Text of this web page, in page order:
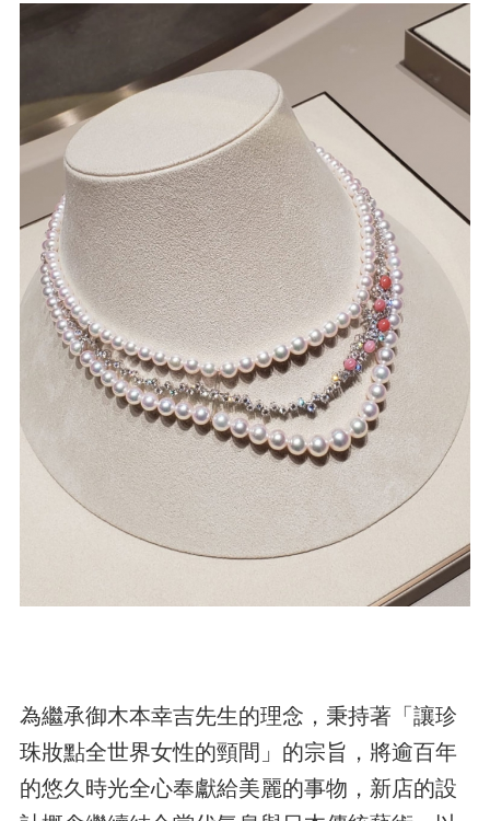
為繼承御木本幸吉先生的理念，秉持著「讓珍
珠妝點全世界女性的頸間」的宗旨，將逾百年
的悠久時光全心奉獻給美麗的事物，新店的設